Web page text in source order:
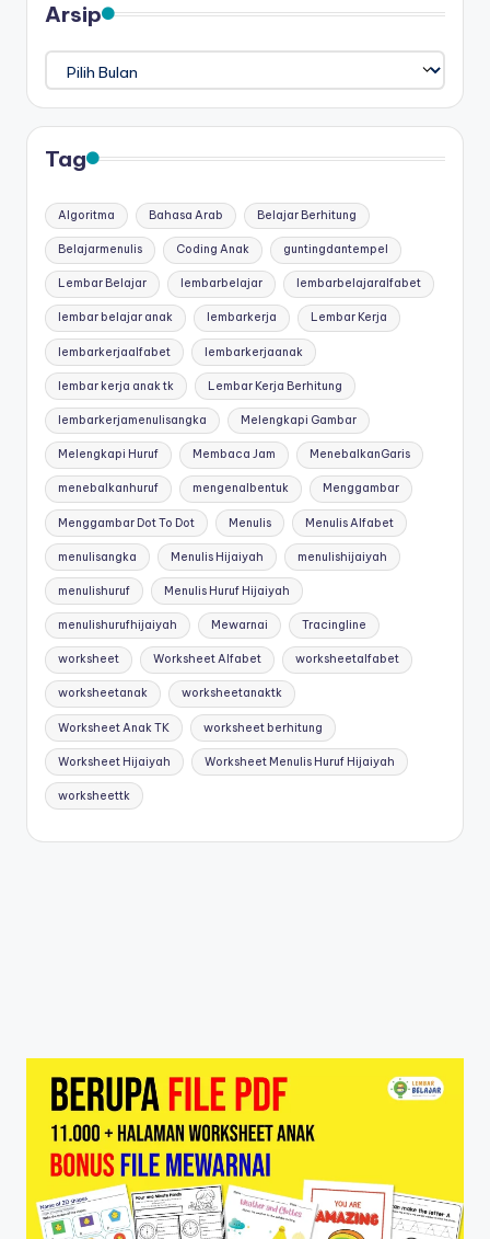
Arsip
Tag
Algoritma Bahasa Arab Belajar Berhitung
Belajarmenulis Coding Anak guntingdantempel
Lembar Belajar lembarbelajar lembarbelajaralfabet
lembar belajar anak lembarkerja Lembar Kerja
lembarkerjaalfabet lembarkerjaanak
lembar kerja anak tk Lembar Kerja Berhitung
lembarkerjamenulisangka Melengkapi Gambar
Melengkapi Huruf Membaca Jam MenebalkanGaris
menebalkanhuruf mengenalbentuk Menggambar
Menggambar Dot To Dot Menulis Menulis Alfabet
menulisangka Menulis Hijaiyah menulishijaiyah
menulishuruf Menulis Huruf Hijaiyah
menulishurufhijaiyah Mewarnai Tracingline
worksheet Worksheet Alfabet worksheetalfabet
worksheetanak worksheetanaktk
Worksheet Anak TK worksheet berhitung
Worksheet Hijaiyah Worksheet Menulis Huruf Hijaiyah
worksheettk